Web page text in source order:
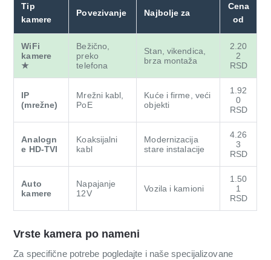
Tip
kamere
Povezivanje Najbolje za
Cena
od
WiFi
kamere
★
Bežično,
preko
telefona
Stan, vikendica,
brza montaža
2.20
2
RSD
IP
(mrežne)
Mrežni kabl,
PoE
Kuće i firme, veći
objekti
1.92
0
RSD
Analogn
e HD-TVI
Koaksijalni
kabl
Modernizacija
stare instalacije
4.26
3
RSD
Auto
kamere
Napajanje
12V
Vozila i kamioni
1.50
1
RSD
Vrste kamera po nameni
Za specifične potrebe pogledajte i naše specijalizovane